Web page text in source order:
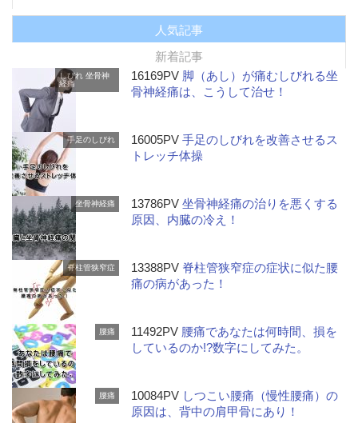
人気記事
新着記事
しびれ 坐骨神
経痛
16169PV 脚（あし）が痛むしびれる坐
骨神経痛は、こうして治せ！
手足のしびれ 16005PV手足のしびれを改善させるス
トレッチ体操
坐骨神経痛 13786PV坐骨神経痛の治りを悪くする
原因、内臓の冷え！
脊柱管狭窄症 13388PV 脊柱管狭窄症の症状に似た腰
痛の病があった！
腰痛 11492PV 腰痛であなたは何時間、損を
しているのか!?数字にしてみた。
腰痛 10084PV しつこい腰痛（慢性腰痛）の
原因は、背中の肩甲骨にあり！